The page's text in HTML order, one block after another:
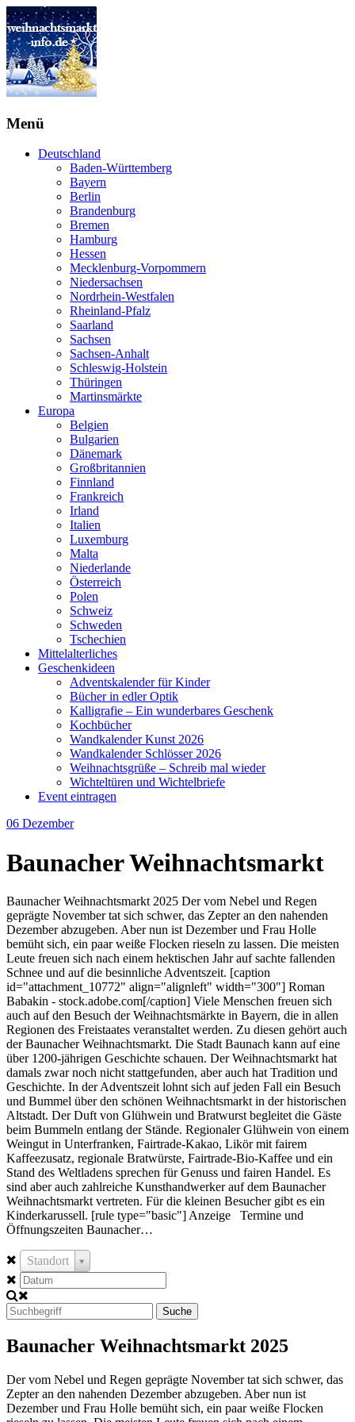
Menü
Deutschland
Baden-Württemberg
Bayern
Berlin
Brandenburg
Bremen
Hamburg
Hessen
Mecklenburg-Vorpommern
Niedersachsen
Nordrhein-Westfalen
Rheinland-Pfalz
Saarland
Sachsen
Sachsen-Anhalt
Schleswig-Holstein
Thüringen
Martinsmärkte
Europa
Belgien
Bulgarien
Dänemark
Großbritannien
Finnland
Frankreich
Irland
Italien
Luxemburg
Malta
Niederlande
Österreich
Polen
Schweiz
Schweden
Tschechien
Mittelalterliches
Geschenkideen
Adventskalender für Kinder
Bücher in edler Optik
Kalligrafie – Ein wunderbares Geschenk
Kochbücher
Wandkalender Kunst 2026
Wandkalender Schlösser 2026
Weihnachtsgrüße – Schreib mal wieder
Wichteltüren und Wichtelbriefe
Event eintragen
06 Dezember
Baunacher Weihnachtsmarkt
Baunacher Weihnachtsmarkt 2025 Der vom Nebel und Regen
geprägte November tat sich schwer, das Zepter an den nahenden
Dezember abzugeben. Aber nun ist Dezember und Frau Holle
bemüht sich, ein paar weiße Flocken rieseln zu lassen. Die meisten
Leute freuen sich nach einem hektischen Jahr auf sachte fallenden
Schnee und auf die besinnliche Adventszeit. [caption
id="attachment_10772" align="alignleft" width="300"] Roman
Babakin - stock.adobe.com[/caption] Viele Menschen freuen sich
auch auf den Besuch der Weihnachtsmärkte in Bayern, die in allen
Regionen des Freistaates veranstaltet werden. Zu diesen gehört auch
der Baunacher Weihnachtsmarkt. Die Stadt Baunach kann auf eine
über 1200-jährigen Geschichte schauen. Der Weihnachtsmarkt hat
damals zwar noch nicht stattgefunden, aber auch hat Tradition und
Geschichte. In der Adventszeit lohnt sich auf jeden Fall ein Besuch
und Bummel über den schönen Weihnachtsmarkt in der historischen
Altstadt. Der Duft von Glühwein und Bratwurst begleitet die Gäste
beim Bummeln entlang der Stände. Regionaler Glühwein von einem
Weingut in Unterfranken, Fairtrade-Kakao, Likör mit fairem
Kaffeezusatz, regionale Bratwürste, Fairtrade-Bio-Kaffee und ein
Stand des Weltladens sprechen für Genuss und fairen Handel. Es
sind aber auch zahlreiche Kunsthandwerker auf dem Baunacher
Weihnachtsmarkt vertreten. Für die kleinen Besucher gibt es ein
Kinderkarussell. [rule type="basic"] Anzeige Termine und
Öffnungszeiten Baunacher…
Standort
Suche
Baunacher Weihnachtsmarkt 2025
Der vom Nebel und Regen geprägte November tat sich schwer, das
Zepter an den nahenden Dezember abzugeben. Aber nun ist
Dezember und Frau Holle bemüht sich, ein paar weiße Flocken